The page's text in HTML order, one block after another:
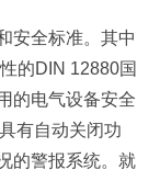
安全标准。其中
的DIN 12880国
的电气设备安全
有自动关闭功
的警报系统。就